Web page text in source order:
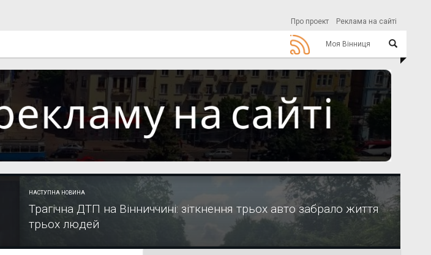
Про проект Реклама на сайті
Моя Вінниця
НАСТУПНА НОВИНА
Трагічна ДТП на Вінниччині: зіткнення трьох авто забрало життя
трьох людей